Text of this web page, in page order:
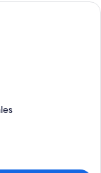
con dos camas